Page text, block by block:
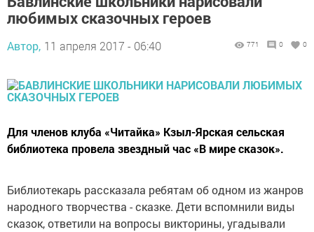
любимых сказочных героев
Автор, 11 апреля 2017 - 06:40 771 0 0
Для членов клуба «Читайка» Кзыл-Ярская сельская
библиотека провела звездный час «В мире сказок».
Библиотекарь рассказала ребятам об одном из жанров
народного творчества - сказке. Дети вспомнили виды
сказок, ответили на вопросы викторины, угадывали